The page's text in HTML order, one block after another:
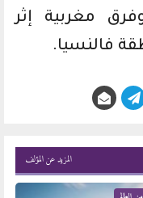
مغربية إثر
فالنسيا.
المزيد عن المؤلف